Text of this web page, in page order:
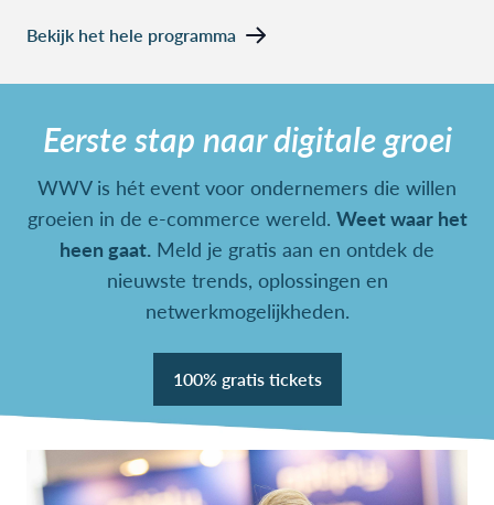
Bekijk het hele programma
Eerste stap naar digitale groei
WWV is hét event voor ondernemers die willen
groeien in de e-commerce wereld. Weet waar het
heen gaat. Meld je gratis aan en ontdek de
nieuwste trends, oplossingen en
netwerkmogelijkheden.
100% gratis tickets